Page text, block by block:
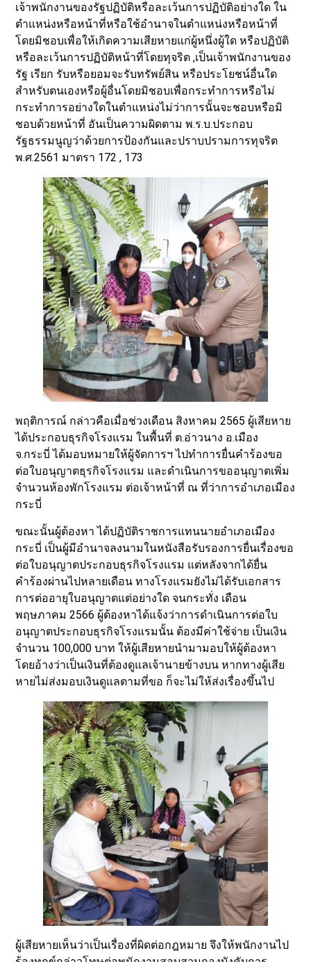
เจ้าพนักงานของรัฐปฏิบัติหรือละเว้นการปฏิบัติอย่างใด ใน
ตำแหน่งหรือหน้าที่หรือใช้อำนาจในตำแหน่งหรือหน้าที่
โดยมิชอบเพื่อให้เกิดความเสียหายแก่ผู้หนึ่งผู้ใด หรือปฏิบัติ
หรือละเว้นการปฏิบัติหน้าที่โดยทุจริต ,เป็นเจ้าพนักงานของ
รัฐ เรียก รับหรือยอมจะรับทรัพย์สิน หรือประโยชน์อื่นใด
สำหรับตนเองหรือผู้อื่นโดยมิชอบเพื่อกระทำการหรือไม่
กระทำการอย่างใดในตำแหน่งไม่ว่าการนั้นจะชอบหรือมิ
ชอบด้วยหน้าที่ อันเป็นความผิดตาม พ.ร.บ.ประกอบ
รัฐธรรมนูญว่าด้วยการป้องกันและปราบปรามการทุจริต
พ.ศ.2561 มาตรา 172 , 173
พฤติการณ์ กล่าวคือเมื่อช่วงเดือน สิงหาคม 2565 ผู้เสียหาย
ได้ประกอบธุรกิจโรงแรม ในพื้นที่ ต.อ่าวนาง อ.เมือง
จ.กระบี่ ได้มอบหมายให้ผู้จัดการฯ ไปทำการยื่นคำร้องขอ
ต่อใบอนุญาตธุรกิจโรงแรม และดำเนินการขออนุญาตเพิ่ม
จำนวนห้องพักโรงแรม ต่อเจ้าหน้าที่ ณ ที่ว่าการอำเภอเมือง
กระบี่
ขณะนั้นผู้ต้องหา ได้ปฏิบัติราชการแทนนายอำเภอเมือง
กระบี่ เป็นผู้มีอำนาจลงนามในหนังสือรับรองการยื่นเรื่องขอ
ต่อใบอนุญาตประกอบธุรกิจโรงแรม แต่หลังจากได้ยื่น
คำร้องผ่านไปหลายเดือน ทางโรงแรมยังไม่ได้รับเอกสาร
การต่ออายุใบอนุญาตแต่อย่างใด จนกระทั่ง เดือน
พฤษภาคม 2566 ผู้ต้องหาได้แจ้งว่าการดำเนินการต่อใบ
อนุญาตประกอบธุรกิจโรงแรมนั้น ต้องมีค่าใช้จ่าย เป็นเงิน
จำนวน 100,000 บาท ให้ผู้เสียหายนำมามอบให้ผู้ต้องหา
โดยอ้างว่าเป็นเงินที่ต้องดูแลเจ้านายข้างบน หากทางผู้เสีย
หายไม่ส่งมอบเงินดูแลตามที่ขอ ก็จะไม่ให้ส่งเรื่องขึ้นไป
ผู้เสียหายเห็นว่าเป็นเรื่องที่ผิดต่อกฎหมาย จึงให้พนักงานไป